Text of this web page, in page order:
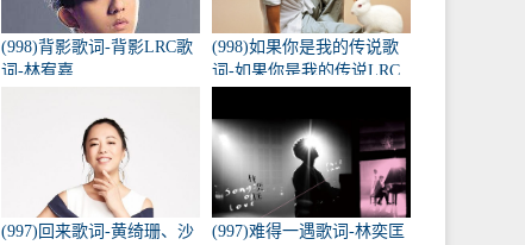
(998)背影歌词-背影LRC歌
词-林宥嘉
(998)如果你是我的传说歌
词-如果你是我的传说LRC
(997)回来歌词-黄绮珊、沙
(997)难得一遇歌词-林奕匡